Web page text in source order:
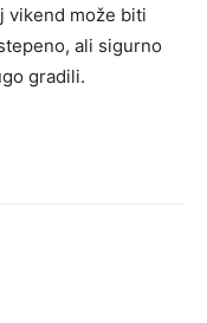
vikend može biti
ali sigurno
gradili.